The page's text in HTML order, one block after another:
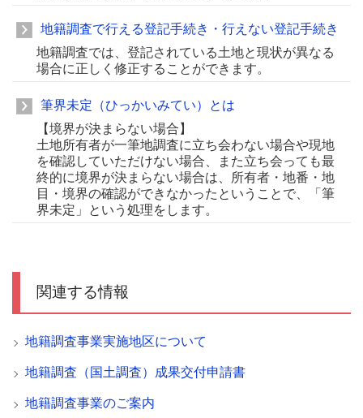
地籍調査で行える登記手続き・行えない登記手続き
地籍調査では、登記されている土地と現状が異なる
場合に正しく修正することができます。
筆界未定（ひっかいみてい）とは
【境界が決まらない場合】
土地所有者が一筆地調査に立ち会わない場合や現地
を確認していただけない場合、また立ち会っても最
終的に境界が決まらない場合は、所有者・地番・地
目・境界の確認ができなかったということで、「筆
界未定」という処理をします。
関連する情報
地籍調査事業実施地区について
地籍調査（国土調査）成果交付申請書
地籍調査事業のご案内